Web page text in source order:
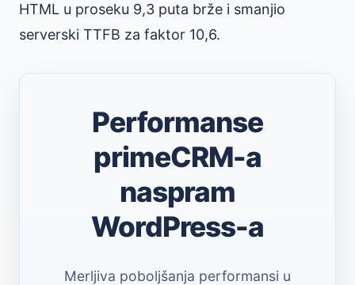
HTML u proseku 9,3 puta brže i smanjio
serverski TTFB za faktor 10,6.
Performanse
primeCRM-a
naspram
WordPress-a
Merljiva poboljšanja performansi u